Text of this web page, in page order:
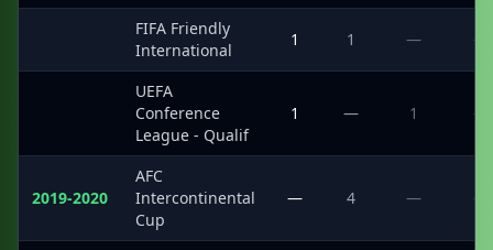
FIFA Friendly
International
1 1 — —
UEFA
Conference
League - Qualif
1 — 1 —
2019-2020
AFC
Intercontinental
Cup
— 4 — —